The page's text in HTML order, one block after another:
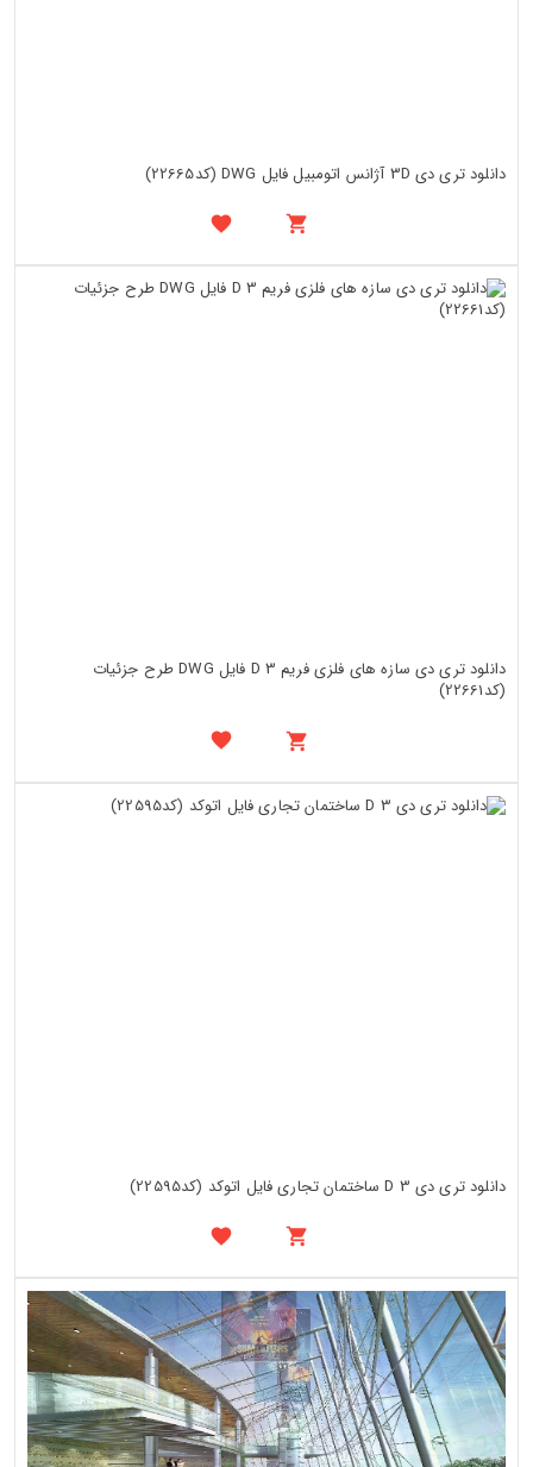
دانلود تری دی 3D آژانس اتومبیل فایل DWG (کد22665)
دانلود تری دی سازه های فلزی فریم 3 D فایل DWG طرح جزئیات
(کد22661)
دانلود تری دی 3 D ساختمان تجاری فایل اتوکد (کد22595)